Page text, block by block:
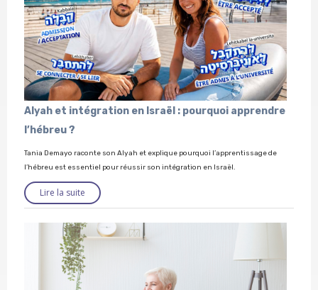
Alyah et intégration en Israël : pourquoi apprendre
l’hébreu ?
Tania Demayo raconte son Alyah et explique pourquoi l’apprentissage de
l’hébreu est essentiel pour réussir son intégration en Israël.
Lire la suite